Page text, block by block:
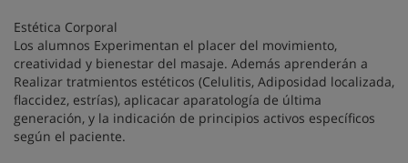
Estética Corporal
Los alumnos Experimentan el placer del movimiento,
creatividad y bienestar del masaje. Además aprenderán a
Realizar tratmientos estéticos (Celulitis, Adiposidad localizada,
flaccidez, estrías), aplicacar aparatología de última
generación, y la indicación de principios activos específicos
según el paciente.